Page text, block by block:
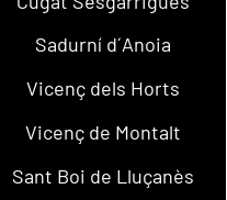
Sadurní d´Anoia
Vicenç dels Horts
Vicenç de Montalt
Sant Boi de Lluçanès